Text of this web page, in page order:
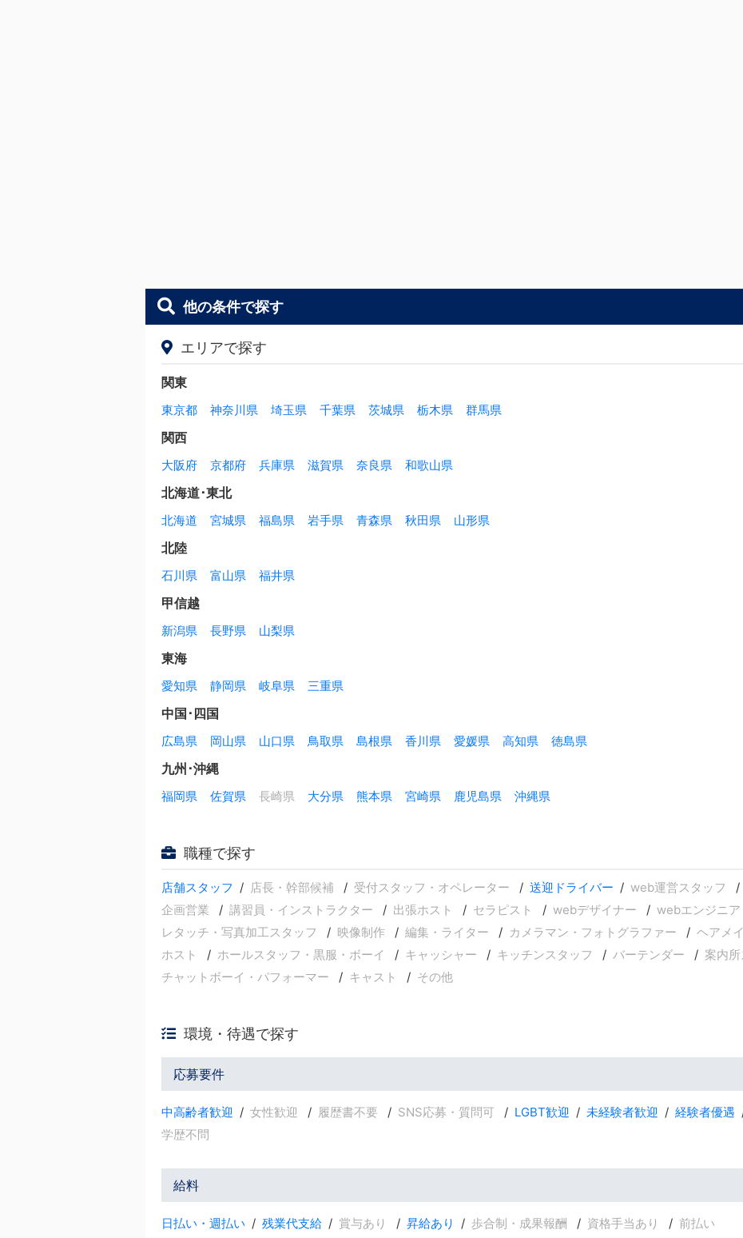
他の条件で探す
エリアで探す
関東
東京都 神奈川県 埼玉県 千葉県 茨城県 栃木県 群馬県
関西
大阪府 京都府 兵庫県 滋賀県 奈良県 和歌山県
北海道･東北
北海道 宮城県 福島県 岩手県 青森県 秋田県 山形県
北陸
石川県 富山県 福井県
甲信越
新潟県 長野県 山梨県
東海
愛知県 静岡県 岐阜県 三重県
中国･四国
広島県 岡山県 山口県 鳥取県 島根県 香川県 愛媛県 高知県 徳島県
九州･沖縄
福岡県 佐賀県 長崎県 大分県 熊本県 宮崎県 鹿児島県 沖縄県
職種で探す
店舗スタッフ 店長・幹部候補 受付スタッフ・オペレーター 送迎ドライバー web運営スタッフ
企画営業
講習員・インストラクター 出張ホスト セラピスト webデザイナー webエンジニア
レタッチ・写真加工スタッフ
映像制作 編集・ライター カメラマン・フォトグラファー
ヘアメ
ホスト
ホールスタッフ・黒服・ボーイ キャッシャー キッチンスタッフ バーテンダー 案内
チャットボーイ・パフォーマー
キャスト その他
環境・待遇で探す
応募要件
中高齢者歓迎 女性歓迎 履歴書不要 SNS応募・質問可 LGBT歓迎 未経験者歓迎 経験者優遇
学歴不問
給料
日払い・週払い 残業代支給 賞与あり 昇給あり 歩合制・成果報酬 資格手当あり 前払い